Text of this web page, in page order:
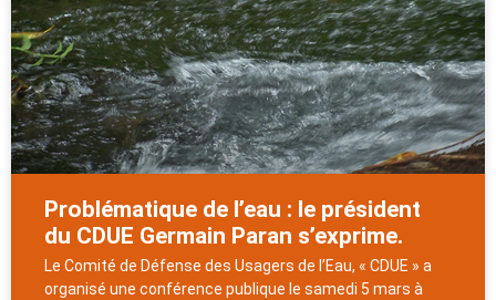
Problématique de l’eau : le président
du CDUE Germain Paran s’exprime.
Le Comité de Défense des Usagers de l’Eau, « CDUE » a
organisé une conférence publique le samedi 5 mars à